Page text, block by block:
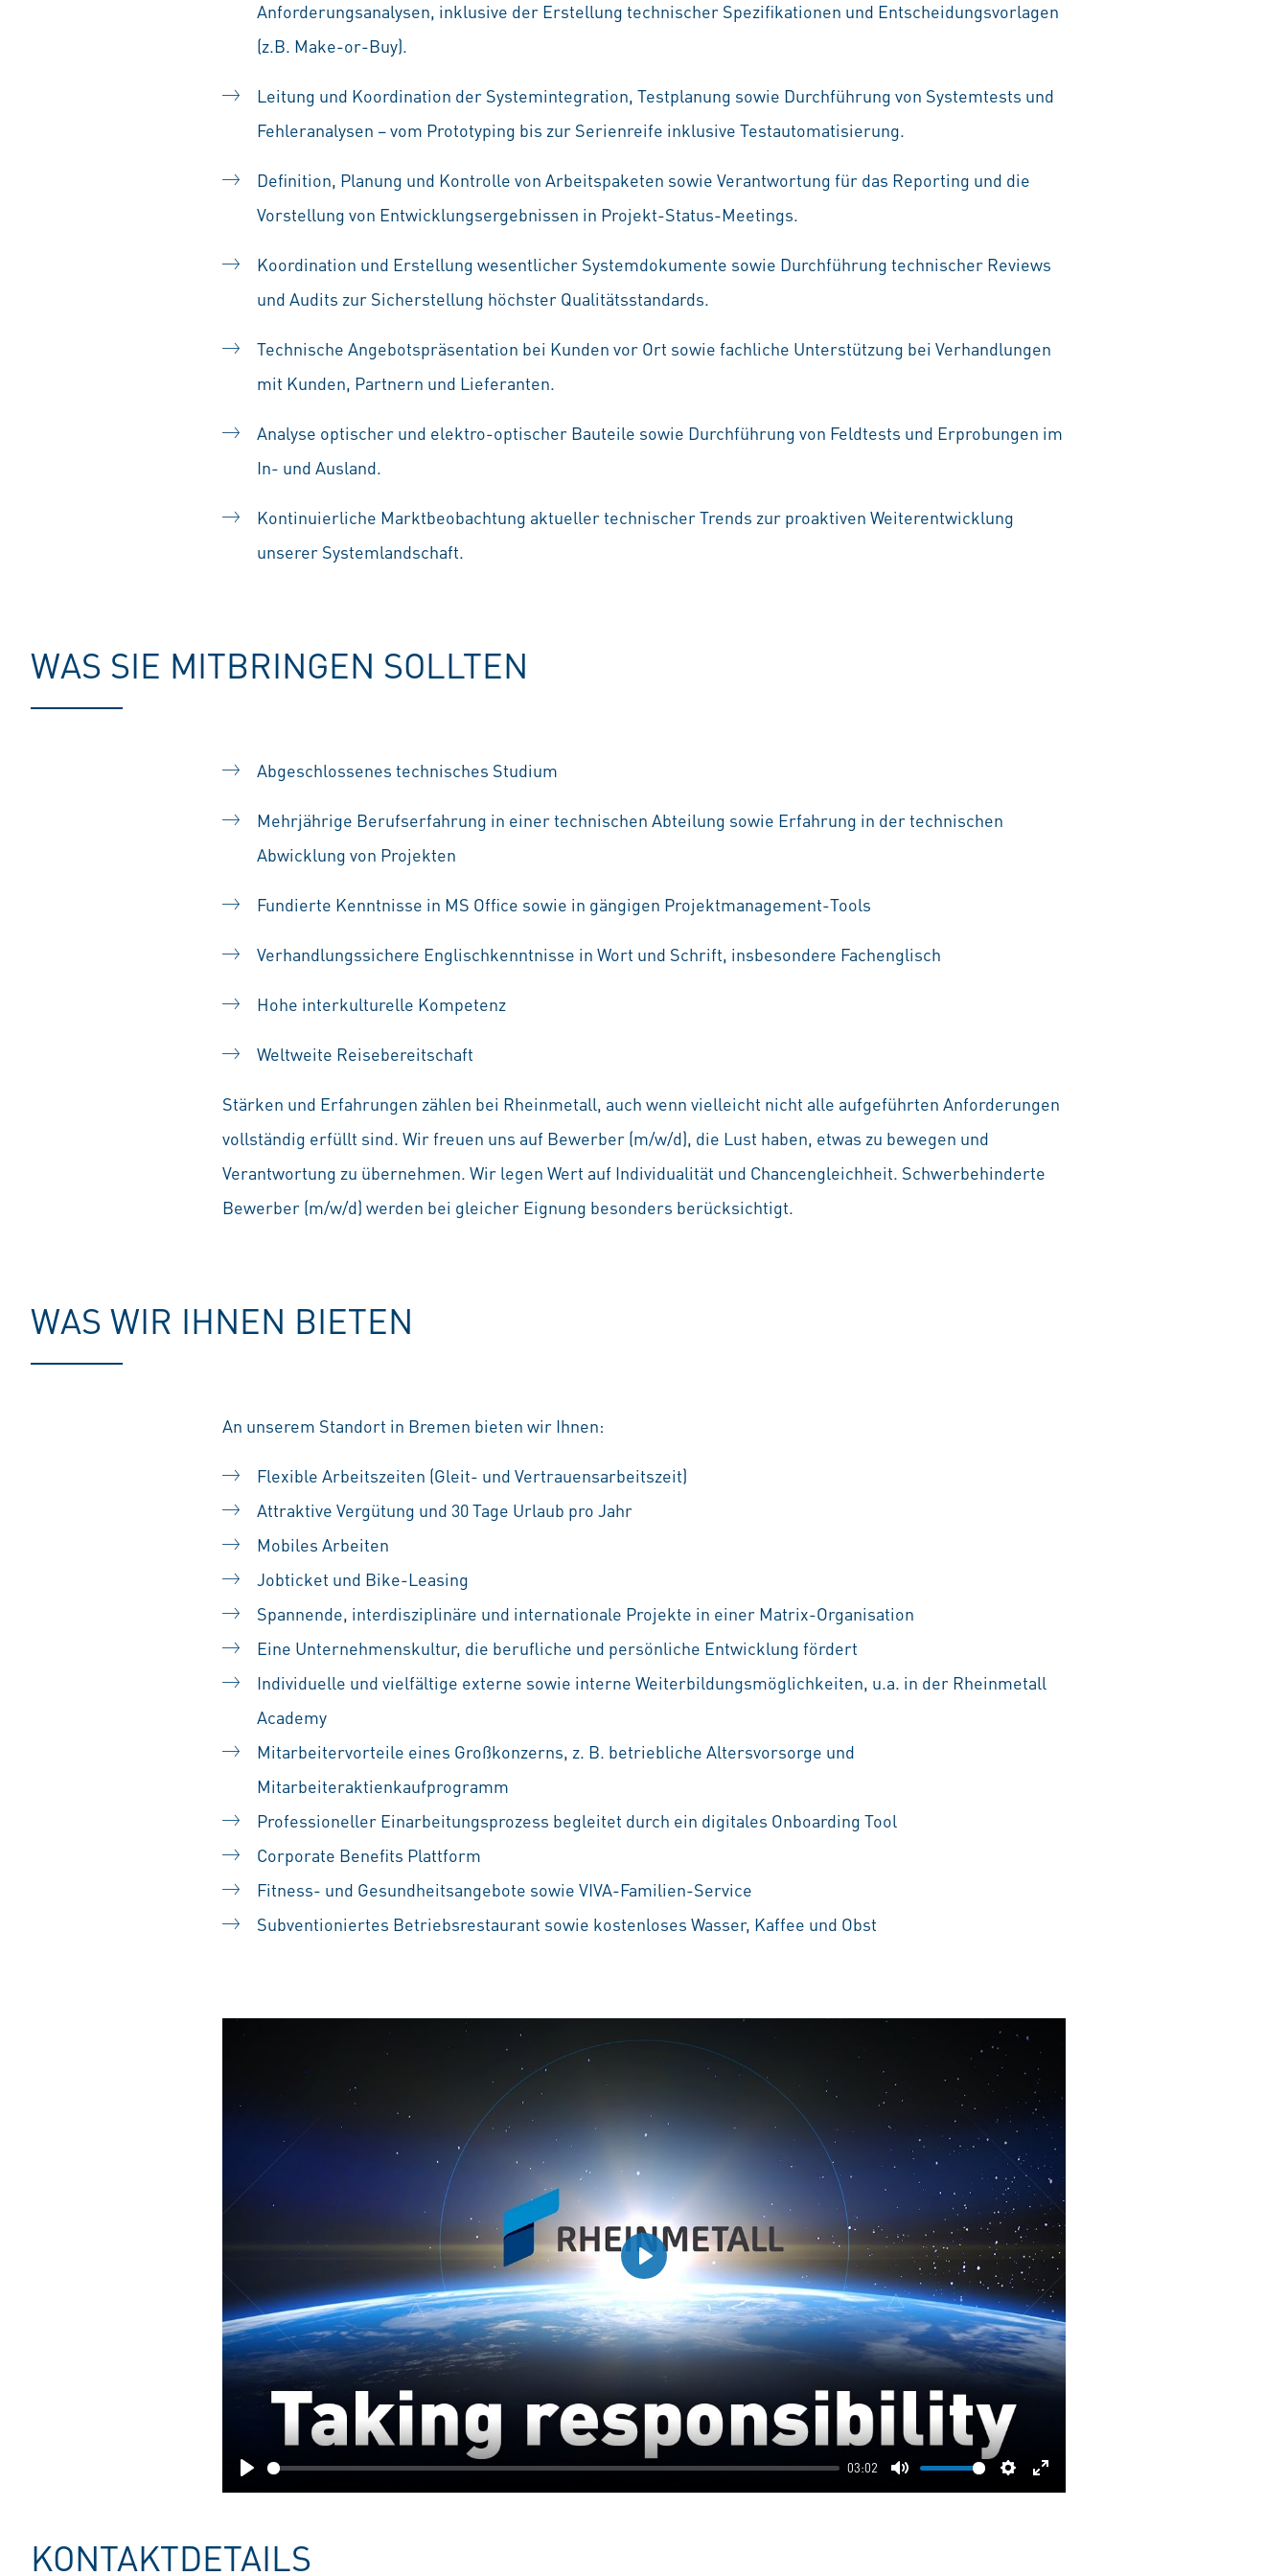
Anforderungsanalysen, inklusive der Erstellung technischer Spezifikationen und Entscheidungsvorlagen
(z.B. Make-or-Buy).
Leitung und Koordination der Systemintegration, Testplanung sowie Durchführung von Systemtests und
Fehleranalysen – vom Prototyping bis zur Serienreife inklusive Testautomatisierung.
Definition, Planung und Kontrolle von Arbeitspaketen sowie Verantwortung für das Reporting und die
Vorstellung von Entwicklungsergebnissen in Projekt-Status-Meetings.
Koordination und Erstellung wesentlicher Systemdokumente sowie Durchführung technischer Reviews
und Audits zur Sicherstellung höchster Qualitätsstandards.
Technische Angebotspräsentation bei Kunden vor Ort sowie fachliche Unterstützung bei Verhandlungen
mit Kunden, Partnern und Lieferanten.
Analyse optischer und elektro-optischer Bauteile sowie Durchführung von Feldtests und Erprobungen im
In- und Ausland.
Kontinuierliche Marktbeobachtung aktueller technischer Trends zur proaktiven Weiterentwicklung
unserer Systemlandschaft.
WAS SIE MITBRINGEN SOLLTEN
Abgeschlossenes technisches Studium
Mehrjährige Berufserfahrung in einer technischen Abteilung sowie Erfahrung in der technischen
Abwicklung von Projekten
Fundierte Kenntnisse in MS Office sowie in gängigen Projektmanagement-Tools
Verhandlungssichere Englischkenntnisse in Wort und Schrift, insbesondere Fachenglisch
Hohe interkulturelle Kompetenz
Weltweite Reisebereitschaft
Stärken und Erfahrungen zählen bei Rheinmetall, auch wenn vielleicht nicht alle aufgeführten Anforderungen
vollständig erfüllt sind. Wir freuen uns auf Bewerber (m/w/d), die Lust haben, etwas zu bewegen und
Verantwortung zu übernehmen. Wir legen Wert auf Individualität und Chancengleichheit. Schwerbehinderte
Bewerber (m/w/d) werden bei gleicher Eignung besonders berücksichtigt.
WAS WIR IHNEN BIETEN
An unserem Standort in Bremen bieten wir Ihnen:
Flexible Arbeitszeiten (Gleit- und Vertrauensarbeitszeit)
Attraktive Vergütung und 30 Tage Urlaub pro Jahr
Mobiles Arbeiten
Jobticket und Bike-Leasing
Spannende, interdisziplinäre und internationale Projekte in einer Matrix-Organisation
Eine Unternehmenskultur, die berufliche und persönliche Entwicklung fördert
Individuelle und vielfältige externe sowie interne Weiterbildungsmöglichkeiten, u.a. in der Rheinmetall
Academy
Mitarbeitervorteile eines Großkonzerns, z. B. betriebliche Altersvorsorge und
Mitarbeiteraktienkaufprogramm
Professioneller Einarbeitungsprozess begleitet durch ein digitales Onboarding Tool
Corporate Benefits Plattform
Fitness- und Gesundheitsangebote sowie VIVA-Familien-Service
Subventioniertes Betriebsrestaurant sowie kostenloses Wasser, Kaffee und Obst
Play
03:02
Mute Settings
Enter
Play
KONTAKTDETAILS